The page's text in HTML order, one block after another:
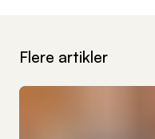
Flere artikler